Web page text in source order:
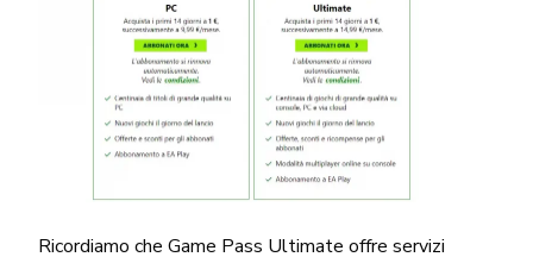
Ricordiamo che Game Pass Ultimate offre servizi